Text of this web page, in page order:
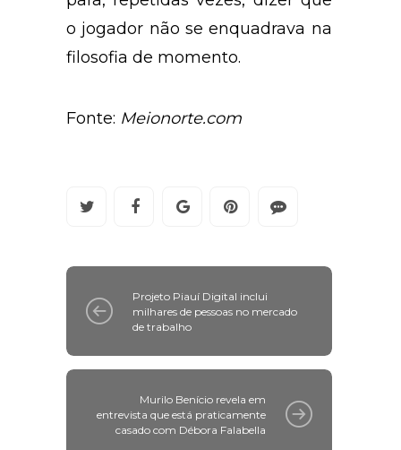
o jogador não se enquadrava na
filosofia de momento.
Fonte: Meionorte.com
Projeto Piauí Digital inclui
milhares de pessoas no mercado
de trabalho
Murilo Benício revela em
entrevista que está praticamente
casado com Débora Falabella